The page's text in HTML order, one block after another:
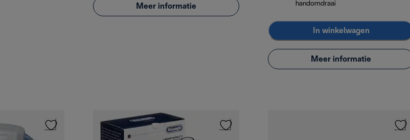
Meer informatie
handomdraai
In winkelwagen
Meer informatie